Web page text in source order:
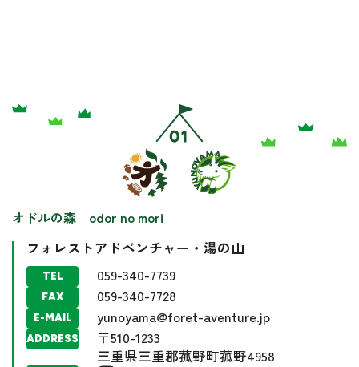
オドルの森 odor no mori
フォレストアドベンチャー・湯の山
TEL 059-340-7739
FAX 059-340-7728
E-MAIL yunoyama@foret-aventure.jp
ADDRESS
〒510-1233
三重県三重郡菰野町菰野4958